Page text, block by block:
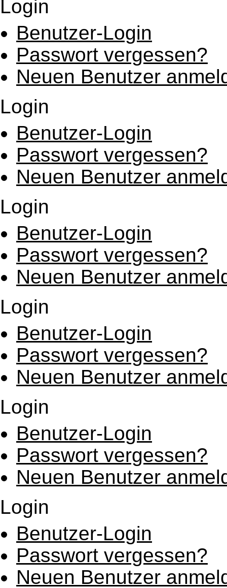
Login
Benutzer-Login
Passwort vergessen?
Neuen Benutzer
Login
Benutzer-Login
Passwort vergessen?
Neuen Benutzer
Login
Benutzer-Login
Passwort vergessen?
Neuen Benutzer
Login
Benutzer-Login
Passwort vergessen?
Neuen Benutzer
Login
Benutzer-Login
Passwort vergessen?
Neuen Benutzer
Login
Benutzer-Login
Passwort vergessen?
Neuen Benutzer